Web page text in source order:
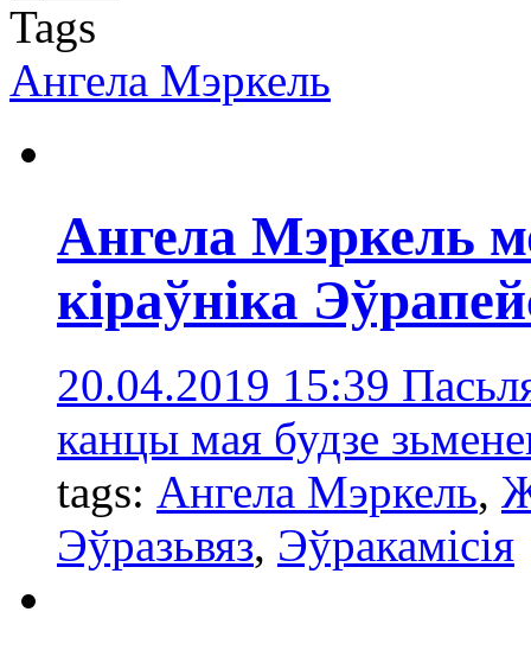
Tags
Ангелa Мэркель
Ангела Мэркель
кіраўніка
20.04.2019 15:39
канцы мая будзе
tags: Ангелa Мэркель,
Эўразьвяз, Эўракамісія